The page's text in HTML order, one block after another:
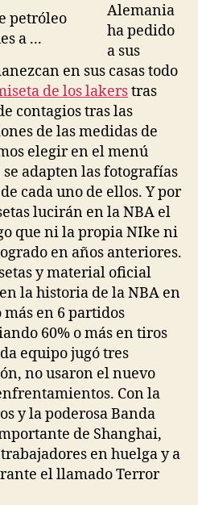
Alemania
ha pedido
a sus
en sus casas todo
de los lakerstras
contagios tras las
de las medidas de
elegir en el menú
adapten las fotografías
cada uno de ellos. Y por
lucirán en la NBA el
que ni la propia NIke ni
en años anteriores.
y material oficial
la historia de la NBA en
en 6 partidos
60% o más en tiros
equipo jugó tres
no usaron el nuevo
Con la
y la poderosa Banda
de Shanghai,
en huelga y a
el llamado Terror